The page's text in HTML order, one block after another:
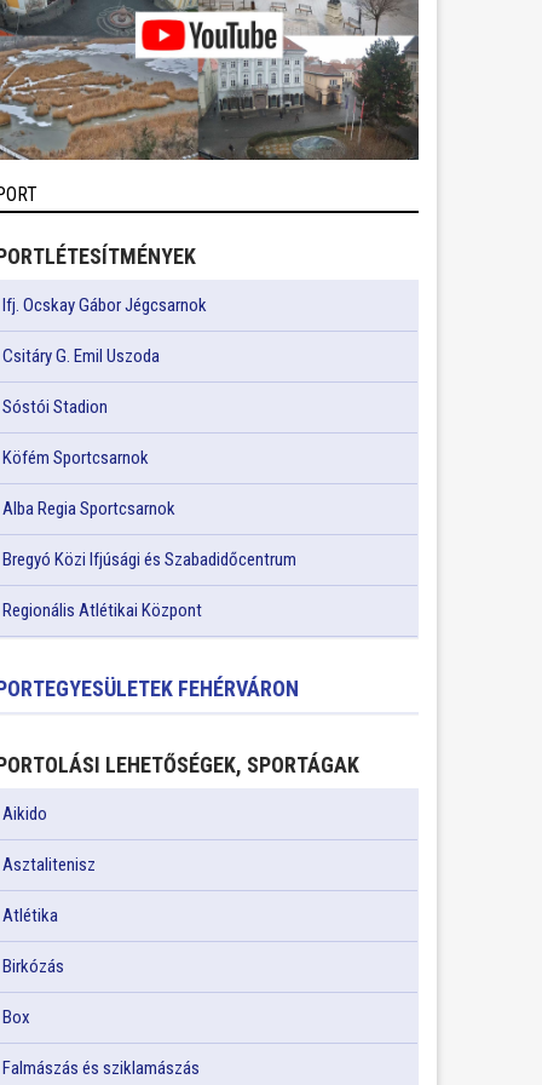
Ifj. Ocskay Gábor Jégcsarnok
Csitáry G. Emil Uszoda
Sóstói Stadion
Köfém Sportcsarnok
Alba Regia Sportcsarnok
Bregyó Közi Ifjúsági és Szabadidőcentrum
Regionális Atlétikai Központ
FEHÉRVÁRON
LEHETŐSÉGEK, SPORTÁGAK
Aikido
Asztalitenisz
Atlétika
Birkózás
Box
Falmászás és sziklamászás